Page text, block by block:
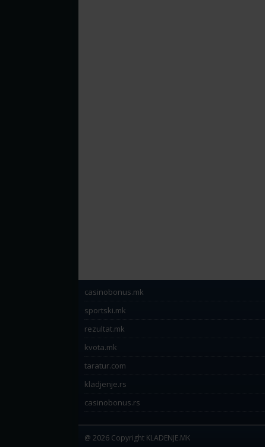
casinobonus.mk
sportski.mk
rezultat.mk
kvota.mk
taratur.com
kladjenje.rs
casinobonus.rs
@ 2026 Copyright KLADENJE.MK